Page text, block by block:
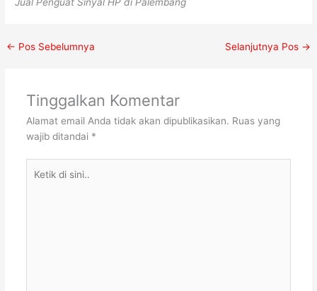
← Pos Sebelumnya Selanjutnya Pos →
Tinggalkan Komentar
Alamat email Anda tidak akan dipublikasikan. Ruas yang
wajib ditandai *